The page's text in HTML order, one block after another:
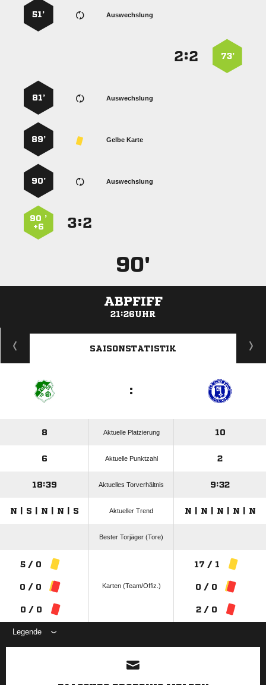
Auswechslung
51’
73’
:
Auswechslung
81’
Gelbe Karte
89’
Auswechslung
90’
:
90 ’
+6
90'
ABPFIFF
21:26UHR
ANZEIGE
SAISONSTATISTIK
:
8 Aktuelle Platzierung 10
6 Aktuelle Punktzahl 2
18:39 Aktuelles Torverhältnis 9:32
N | S | N | N | S Aktueller Trend N | N | N | N | N
Bester Torjäger (Tore)
5 / 0
0 / 0
0 / 0
Karten (Team/Offiz.)
17 / 1
0 / 0
2 / 0
Legende
ANZEIGE